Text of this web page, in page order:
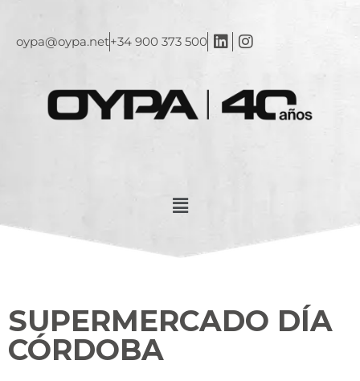
oypa@oypa.net+34 900 373 500
SUPERMERCADO DÍA
CÓRDOBA